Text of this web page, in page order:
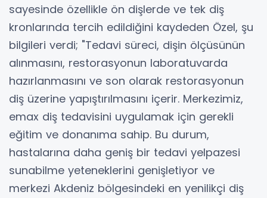
sayesinde özellikle ön dişlerde ve tek diş
kronlarında tercih edildiğini kaydeden Özel, şu
bilgileri verdi; "Tedavi süreci, dişin ölçüsünün
alınmasını, restorasyonun laboratuvarda
hazırlanmasını ve son olarak restorasyonun
diş üzerine yapıştırılmasını içerir. Merkezimiz,
emax diş tedavisini uygulamak için gerekli
eğitim ve donanıma sahip. Bu durum,
hastalarına daha geniş bir tedavi yelpazesi
sunabilme yeteneklerini genişletiyor ve
merkezi Akdeniz bölgesindeki en yenilikçi diş